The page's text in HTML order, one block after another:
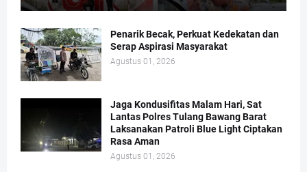
Penarik Becak, Perkuat Kedekatan dan
Serap Aspirasi Masyarakat
Agustus 01, 2026
Jaga Kondusifitas Malam Hari, Sat
Lantas Polres Tulang Bawang Barat
Laksanakan Patroli Blue Light Ciptakan
Rasa Aman
Agustus 01, 2026